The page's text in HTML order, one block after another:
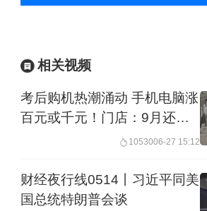
相关视频
考后购机热潮涌动 手机电脑涨
百元或千元！门店：9月还会
涨一波 计划“服务加量”稳定价
1053006-27 15:12
财经夜行线0514丨习近平同美
国总统特朗普会谈